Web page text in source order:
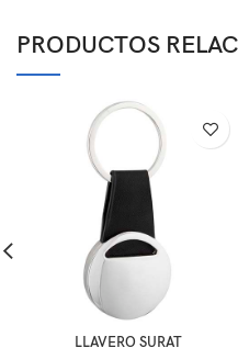
PRODUCTOS
LLAVERO SURAT